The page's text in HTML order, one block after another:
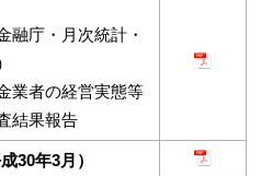
融庁・月次統計・
業者の経営実態等
結果報告
30年3月）